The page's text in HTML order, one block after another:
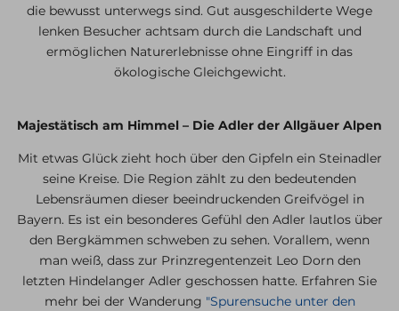
die bewusst unterwegs sind. Gut ausgeschilderte Wege
lenken Besucher achtsam durch die Landschaft und
ermöglichen Naturerlebnisse ohne Eingriff in das
ökologische Gleichgewicht.
Majestätisch am Himmel – Die Adler der Allgäuer Alpen
Mit etwas Glück zieht hoch über den Gipfeln ein Steinadler
seine Kreise. Die Region zählt zu den bedeutenden
Lebensräumen dieser beeindruckenden Greifvögel in
Bayern. Es ist ein besonderes Gefühl den Adler lautlos über
den Bergkämmen schweben zu sehen. Vorallem, wenn
man weiß, dass zur Prinzregentenzeit Leo Dorn den
letzten Hindelanger Adler geschossen hatte. Erfahren Sie
mehr bei der Wanderung "Spurensuche unter den